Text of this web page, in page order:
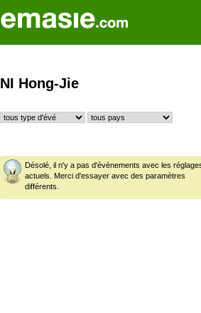
NI Hong-Jie
Désolé, il n'y a pas d'évènements avec les
actuels. Merci d'essayer avec des paramètres
différents.